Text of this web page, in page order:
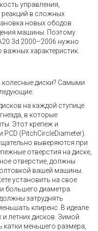
управления,
реакций в сложных
новых ободов
машины. Поэтому
3d 2000–2006 нужно
характеристик.
колесные диски? Самыми
на каждой ступице
в которые
Этот крепеж и
(PitchCircleDiameter).
выверяются при
отверстия на диске,
отверстие, должны
вашей машины.
установить на свое
большего диаметра.
затруднять
клиренс. В идеале
летних дисков. Зимой
катки меньшего размера,